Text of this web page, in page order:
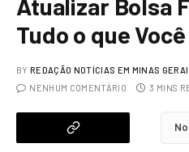
Atualizar Bolsa
Tudo o que
BY REDAÇÃO NOTÍCIAS EM MINAS
NENHUM COMENTÁRIO
3 MINS